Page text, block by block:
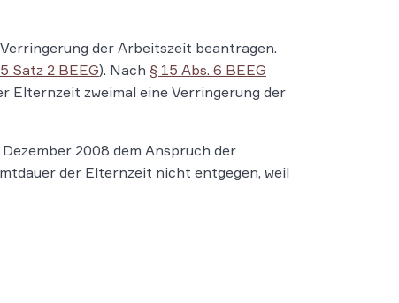
der Arbeitszeit beantragen.
Satz 2 BEEG). Nach § 15 Abs. 6 BEEG
Elternzeit zweimal eine Verringerung der
2008 dem Anspruch der
der Elternzeit nicht entgegen, weil